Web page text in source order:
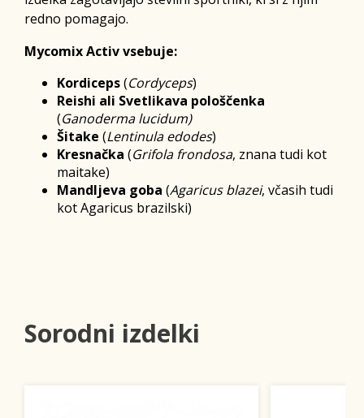
redno pomagajo.
Mycomix Activ vsebuje:
Kordiceps(Cordyceps)
Reishi ali Svetlikava pološčenka
(Ganodermalucidum)
Šitake (Lentinulaedodes)
Kresnačka (Grifolafrondosa, znana tudi kot
maitake)
Mandljeva goba (Agaricusblazei, včasih tudi
kotAgaricus brazilski)
Sorodni izdelki